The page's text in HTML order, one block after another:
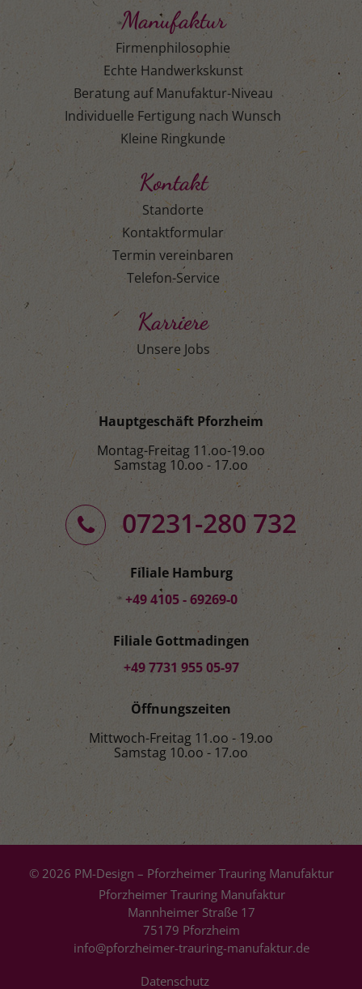
Manufaktur
Firmenphilosophie
Echte Handwerkskunst
Beratung auf Manufaktur-Niveau
Individuelle Fertigung nach Wunsch
Kleine Ringkunde
Kontakt
Standorte
Kontaktformular
Termin vereinbaren
Telefon-Service
Karriere
Unsere Jobs
Hauptgeschäft Pforzheim
Montag-Freitag 11.oo-19.oo
Samstag 10.oo - 17.oo
07231-280 732
Filiale Hamburg
+49 4105 - 69269-0
Filiale Gottmadingen
+49 7731 955 05-97
Öffnungszeiten
Mittwoch-Freitag 11.oo - 19.oo
Samstag 10.oo - 17.oo
© 2026 PM-Design – Pforzheimer Trauring Manufaktur
Pforzheimer Trauring Manufaktur
Mannheimer Straße 17
75179 Pforzheim
info@pforzheimer-trauring-manufaktur.de
Datenschutz